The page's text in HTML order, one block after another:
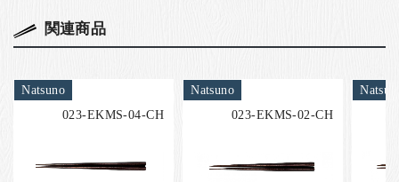
関連商品
Natsuno
023-EKMS-04-CH
Natsuno
023-EKMS-02-CH